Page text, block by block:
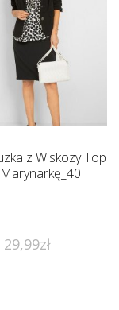
z Wiskozy Top
29,99zł